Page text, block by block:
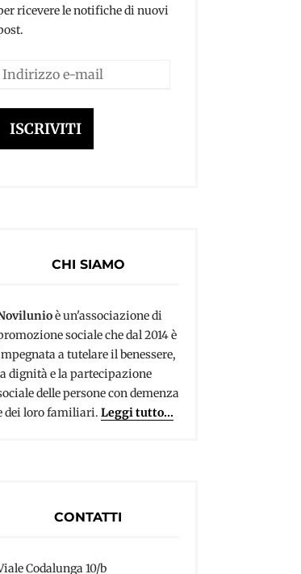
ricevere le notifiche di nuovi
Indirizzo
ISCRIVITI
CHI SIAMO
è un'associazione di
sociale che dal 2014 è
a tutelare il benessere,
dignità e la partecipazione
delle persone con demenza
dei loro familiari. Leggi tutto...
CONTATTI
Codalunga 10/b